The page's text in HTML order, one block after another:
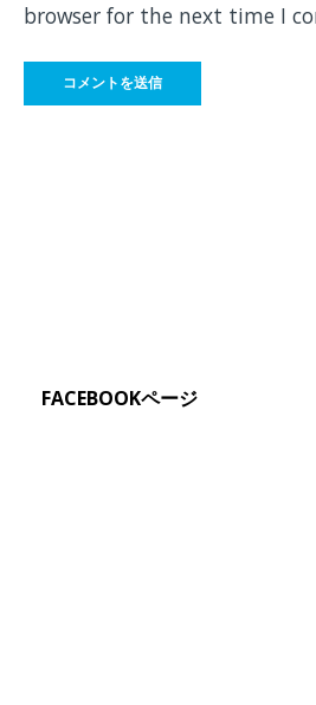
browser for the next time I
FACEBOOKページ